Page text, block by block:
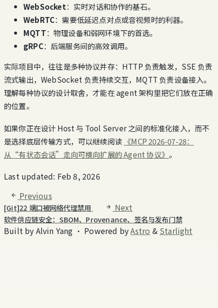
WebSocket：实时对话和协作的基石。
WebRTC：需要低延迟点对点或音视频时的利器。
MQTT：物理设备和弱网环境下的首选。
gRPC：后端服务间的高效调用。
实际项目中，往往是多种协议并存：HTTP 负责触发，SSE 负责
流式输出，WebSocket 负责持续交互，MQTT 负责设备接入。
理解每种协议的设计取舍，才能在 agent 架构里把它们放在正确
的位置。
如果你正在设计 Host 与 Tool Server 之间的标准化接入，而不
是选择底层传输方式，可以继续阅读 《MCP 2026-07-28：
从“有状态会话”走向可横向扩展的 Agent 协议》 。
Last updated: Feb 8, 2026
Previous
[Git]22 端口被网络代理禁用 Next
软件供应链安全：SBOM、Provenance、签名与发布门禁
Built by Alvin Yang · Powered byAstro & Starlight